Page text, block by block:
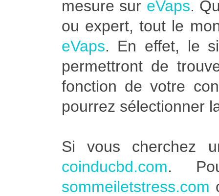
mesure sur eVaps.
ou expert, tout le
eVaps. En effet, le
permettront de
fonction de votre
pourrez sélectionner
Si vous cherchez
coinducbd.com.
sommeiletstress.com